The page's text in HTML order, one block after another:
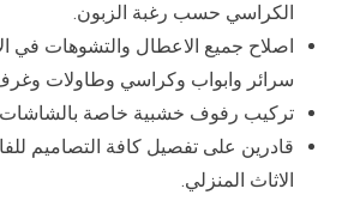
الكراسي حسب رغبة الزبون.
اصلاح جميع الاعطال والتشوهات في
سرائر وابواب وكراسي وطاولات
تركيب رفوف خشبية خاصة
قادرين على تفصيل كافة التصاميم
الاثاث المنزلي.